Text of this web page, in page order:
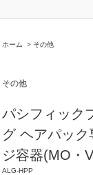
ホーム > その他
その他
パシフィック
グ ヘアパック
ジ容器(MO・
ALG-HPP